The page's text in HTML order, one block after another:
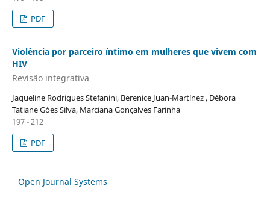
PDF
Violência por parceiro íntimo em mulheres que vivem com
HIV
Revisão integrativa
Jaqueline Rodrigues Stefanini, Berenice Juan-Martínez , Débora
Tatiane Góes Silva, Marciana Gonçalves Farinha
197 - 212
PDF
Open Journal Systems